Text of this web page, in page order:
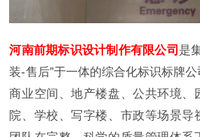
河南前期标识设计制作有限公司 是
装-售后”于一体的综合化标识标牌
商业空间、地产楼盘、公共环境、
院、学校、写字楼、市政等场景导